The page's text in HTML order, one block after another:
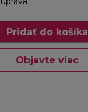
Pridať do košíka
Objavte viac